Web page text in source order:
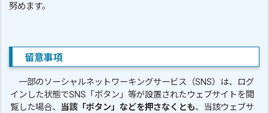
努めます。
留意事項
一部のソーシャルネットワーキングサービス（SNS）は、ログ
インした状態でSNS「ボタン」等が設置されたウェブサイトを閲
覧した場合、 当該「ボタン」などを押さなくとも、当該ウェブサ